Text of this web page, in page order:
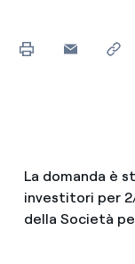
La domanda è
investitori per
della Società